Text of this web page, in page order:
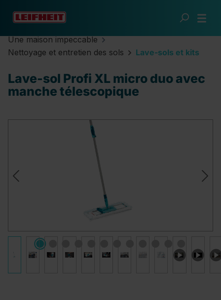
Passer au contenu principal
Une maison impeccable
Nettoyage et entretien des sols
Lave-sols et kits
Lave-sol Profi XL micro duo avec
manche télescopique